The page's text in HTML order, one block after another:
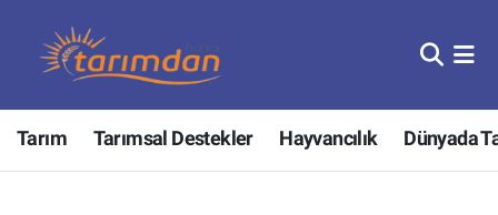
Tarım Tarımsal Destekler Hayvancılık Dünyada
Tarım
Hayvancılık
Nöbetçi Eczaneler
Hava Durumu